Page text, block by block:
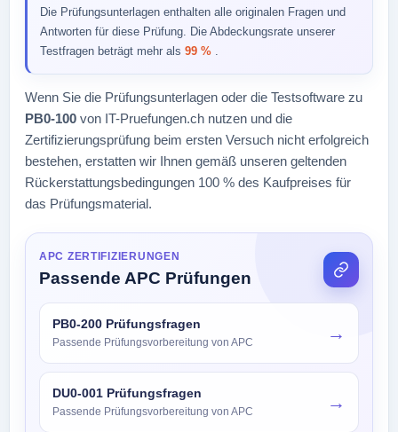
Die Prüfungsunterlagen enthalten alle originalen Fragen und
Antworten für diese Prüfung. Die Abdeckungsrate unserer
Testfragen beträgt mehr als 99 % .
Wenn Sie die Prüfungsunterlagen oder die Testsoftware zu
PB0-100 von IT-Pruefungen.ch nutzen und die
Zertifizierungsprüfung beim ersten Versuch nicht erfolgreich
bestehen, erstatten wir Ihnen gemäß unseren geltenden
Rückerstattungsbedingungen 100 % des Kaufpreises für
das Prüfungsmaterial.
APC ZERTIFIZIERUNGEN
Passende APC Prüfungen
PB0-200 Prüfungsfragen
Passende Prüfungsvorbereitung von APC →
DU0-001 Prüfungsfragen
Passende Prüfungsvorbereitung von APC →